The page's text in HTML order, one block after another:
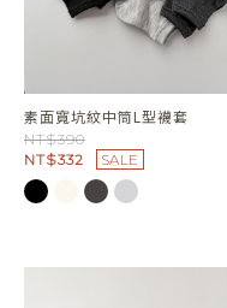
素面寬坑紋中筒L型襪套
NT$390
NT$332
SALE